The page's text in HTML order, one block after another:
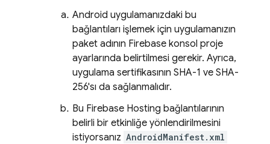
Android uygulamanızdaki bu
bağlantıları işlemek için uygulamanızın
paket adının Firebase konsol proje
ayarlarında belirtilmesi gerekir. Ayrıca,
uygulama sertifikasının SHA-1 ve SHA-
256'sı da sağlanmalıdır.
Bu Firebase Hosting bağlantılarının
belirli bir etkinliğe yönlendirilmesini
istiyorsanız AndroidManifest.xml